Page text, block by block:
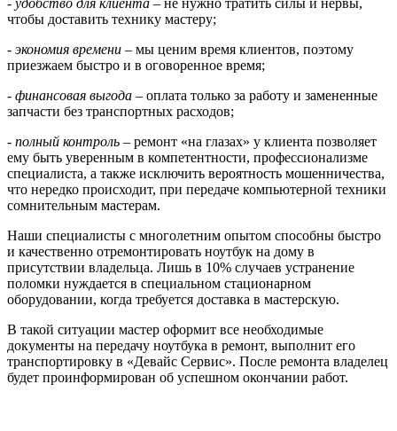
чтобы доставить технику мастеру;
- экономия времени – мы ценим время клиентов, поэтому
приезжаем быстро и в оговоренное время;
- финансовая выгода – оплата только за работу и замененные
запчасти без транспортных расходов;
- полный контроль – ремонт «на глазах» у клиента позволяет
ему быть уверенным в компетентности, профессионализме
специалиста, а также исключить вероятность мошенничества,
что нередко происходит, при передаче компьютерной техники
сомнительным мастерам.
Наши специалисты с многолетним опытом способны быстро
и качественно отремонтировать ноутбук на дому в
присутствии владельца. Лишь в 10% случаев устранение
поломки нуждается в специальном стационарном
оборудовании, когда требуется доставка в мастерскую.
В такой ситуации мастер оформит все необходимые
документы на передачу ноутбука в ремонт, выполнит его
транспортировку в «Девайс Сервис». После ремонта владелец
будет проинформирован об успешном окончании работ.